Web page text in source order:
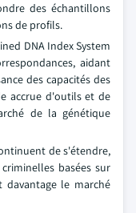
des échantillons
de profils.
DNA Index System
aidant
des capacités des
accrue d'outils et de
de la génétique
de s'étendre,
basées sur
davantage le marché